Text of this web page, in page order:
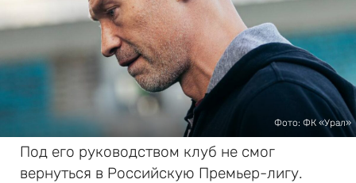
Фото: ФК «Урал»
Под его руководством клуб не смог
вернуться в Российскую Премьер-лигу.